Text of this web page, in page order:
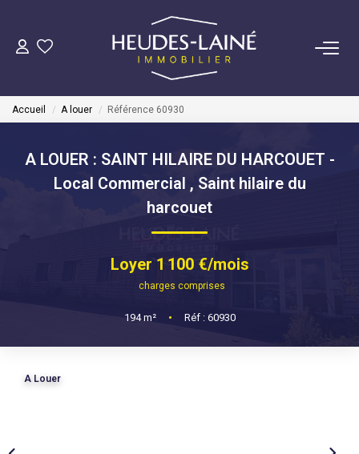
VENDRE
ACHETER
LOUER
Mise En Location
Gestion Locative
COPROPRIÉTÉS
Accueil A louer Référence 60930
A LOUER : SAINT HILAIRE DU HARCOUET -
Local Commercial , Saint hilaire du
harcouet
Loyer 1 100 €/mois
charges comprises
194m² • Réf : 60930
A Louer